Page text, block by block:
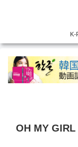
K-
OH MY GIRL